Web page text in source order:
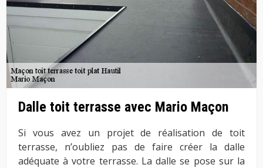
Dalle toit terrasse avec Mario Maçon
Si vous avez un projet de réalisation de toit
terrasse, n’oubliez pas de faire créer la dalle
adéquate à votre terrasse. La dalle se pose sur la